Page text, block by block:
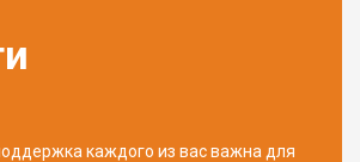
каждого из вас важна для